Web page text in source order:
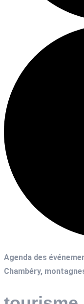
Agenda des
Chambéry,